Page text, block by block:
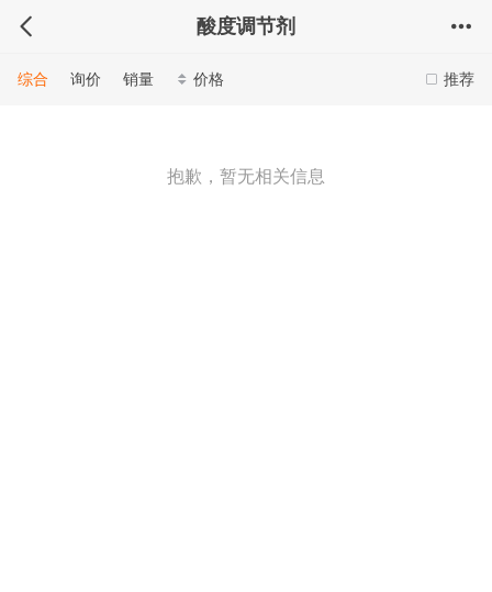
酸度调节剂
推荐
综合 询价 销量 价格
抱歉，暂无相关信息